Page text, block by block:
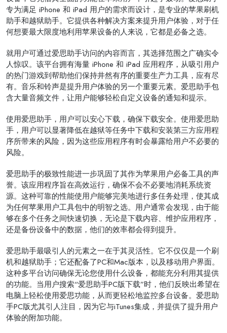
专为满足 iPhone 和 iPad 用户的需求而设计，是专业的苹果刷机
助手和越狱助手。它提供各种解决方案来提升用户体验，对于任
何想要最大限度地利用苹果设备的人来说，它都是必备之选。
就用户可通过爱思助手访问的内容而言，其选择范围之广确实令
人惊叹。该平台拥有海量 iPhone 和 iPad 应用程序，从吸引用户
的热门游戏到帮助他们保持井然有序的重要生产力工具，应有尽
有。音乐和铃声是提升用户体验的另一个重要元素。爱思助手包
含大量音频文件，让用户能够轻松自定义设备的通知和提示。
使用爱思助手，用户可以安心下载，确保下载安全。使用爱思助
手，用户可以显著降低在越狱等任务中下载和安装第三方应用程
序所带来的风险，因为这些应用程序有时会暴露给用户不必要的
风险。
爱思助手的极致性能进一步巩固了其作为苹果用户必备工具的声
誉。该应用程序旨在高效运行，确保不会不必要地消耗系统资
源。这种可靠的性能使用户能够完美地进行多任务处理，使其成
为任何苹果用户工具包中的明智之选。用户通常会发现，由于能
够在多个任务之间快速切换，无论是下载内容、维护应用程序，
还是备份设备中的数据，他们的效率都会得到提升。
爱思助手最吸引人的元素之一在于其灵活性。它不仅仅是一个刷
机和越狱助手；它还配备了PC和Mac版本，以及移动用户界面。
这种多平台访问确保无论您使用什么设备，都能充分利用其提供
的功能。当用户搜索“爱思助手PC版下载”时，他们反映出希望在
电脑上轻松使用爱思功能，从而更轻松地监控多台设备。爱思助
手PC版尤其引人注目，因为它与iTunes集成，并提供了提升用户
体验的附加功能。